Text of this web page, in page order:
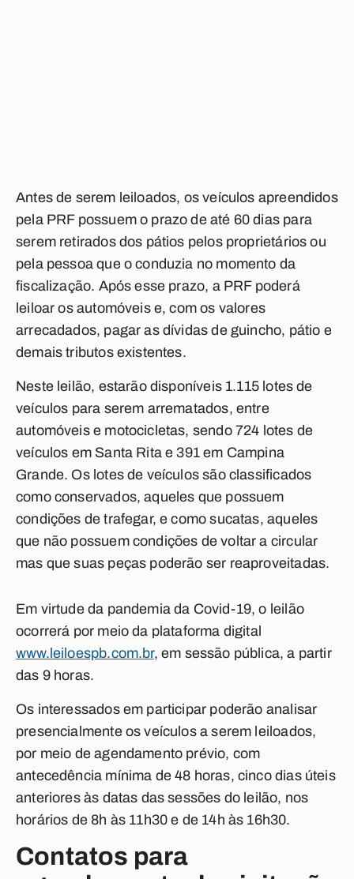
Antes de serem leiloados, os veículos apreendidos
pela PRF possuem o prazo de até 60 dias para
serem retirados dos pátios pelos proprietários ou
pela pessoa que o conduzia no momento da
fiscalização. Após esse prazo, a PRF poderá
leiloar os automóveis e, com os valores
arrecadados, pagar as dívidas de guincho, pátio e
demais tributos existentes.
Neste leilão, estarão disponíveis 1.115 lotes de
veículos para serem arrematados, entre
automóveis e motocicletas, sendo 724 lotes de
veículos em Santa Rita e 391 em Campina
Grande. Os lotes de veículos são classificados
como conservados, aqueles que possuem
condições de trafegar, e como sucatas, aqueles
que não possuem condições de voltar a circular
mas que suas peças poderão ser reaproveitadas.
Em virtude da pandemia da Covid-19, o leilão
ocorrerá por meio da plataforma digital
www.leiloespb.com.br, em sessão pública, a partir
das 9 horas.
Os interessados em participar poderão analisar
presencialmente os veículos a serem leiloados,
por meio de agendamento prévio, com
antecedência mínima de 48 horas, cinco dias úteis
anteriores às datas das sessões do leilão, nos
horários de 8h às 11h30 e de 14h às 16h30.
Contatos para